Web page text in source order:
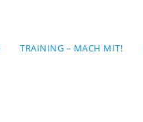
TRAINING – MACH MIT!